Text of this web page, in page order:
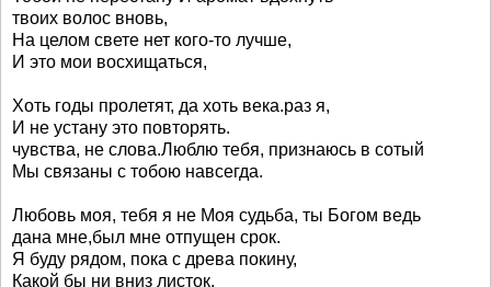
твоих волос вновь,
На целом свете нет кого-то лучше,
И это мои восхищаться,
Хоть годы пролетят, да хоть века.раз я,
И не устану это повторять.
чувства, не слова.Люблю тебя, признаюсь в сотый
Мы связаны с тобою навсегда.
Любовь моя, тебя я не Моя судьба, ты Богом ведь
дана мне,был мне отпущен срок.
Я буду рядом, пока с древа покину,
Какой бы ни вниз листок.